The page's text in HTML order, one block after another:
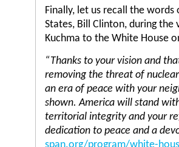
Finally, let us recall the
States, Bill Clinton, during
Kuchma to the White House
“Thanks to your vision and
removing the threat of
an era of peace with your
shown. America will stand
territorial integrity and your
dedication to peace and a